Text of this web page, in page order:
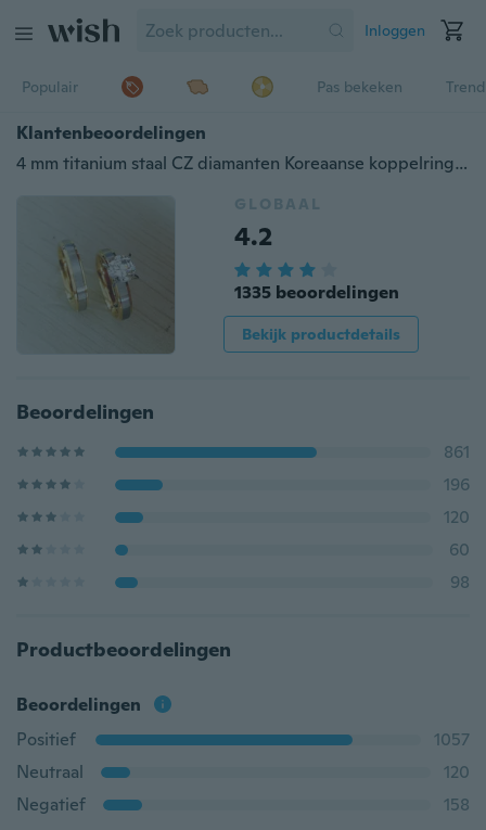
Inloggen
Populair Pas bekeken
Klantenbeoordelingen
4 mm titanium staal CZ diamanten Koreaanse koppelringen voor mannen Dames Engagement Lovers
GLOBAAL
4.2
1335 beoordelingen
Bekijk productdetails
Beoordelingen
861
196
120
60
98
Productbeoordelingen
Beoordelingen
Positief
1057
Neutraal
120
Negatief
158